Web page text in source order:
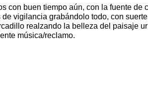
con buen tiempo aún, con la fuente de
de vigilancia grabándolo todo, con
realzando la belleza del paisaje
música/reclamo.